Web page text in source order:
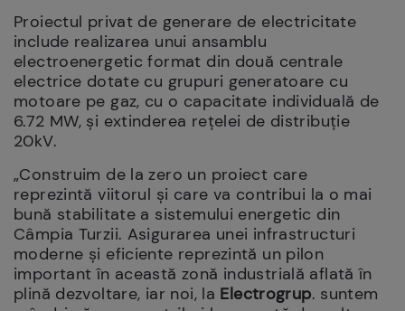
Proiectul privat de generare de electricitate
include realizarea unui ansamblu
electroenergetic format din două centrale
electrice dotate cu grupuri generatoare cu
motoare pe gaz, cu o capacitate individuală de
6.72 MW, şi extinderea reţelei de distribuţie
20kV.
„Construim de la zero un proiect care
reprezintă viitorul și care va contribui la o mai
bună stabilitate a sistemului energetic din
Câmpia Turzii. Asigurarea unei infrastructuri
moderne şi eficiente reprezintă un pilon
important în această zonă industrială aflată în
plină dezvoltare, iar noi, la Electrogrup. suntem